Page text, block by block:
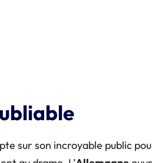
sur son incroyable public